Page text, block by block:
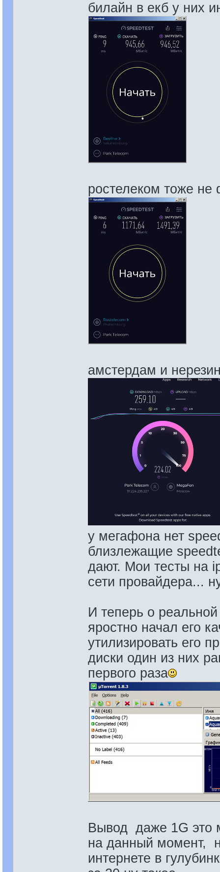
билайн в екб у них
ростелеком тоже
амстердам и
у мегафона нет
близлежащие
дают. Мои тесты на
сети провайдера...
И теперь о
яростно начал его
утилизировать его
диски один из них
первого раза
Вывод даже 1G это
на данный момент,
интернете в